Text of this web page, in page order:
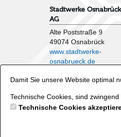
Stadtwerke Osnabrück
AG
Alte Poststraße 9
49074 Osnabrück
www.stadtwerke-
osnabrueck.de
AGB
Verträge hier kündigen
Damit Sie unsere Website optimal
Technische Cookies, sind
Technische Cookies